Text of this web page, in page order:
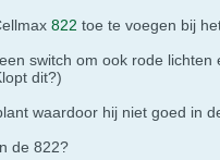
822 toe te voegen bij
switch om ook rode
dit?)
waardoor hij niet goed in
de 822?